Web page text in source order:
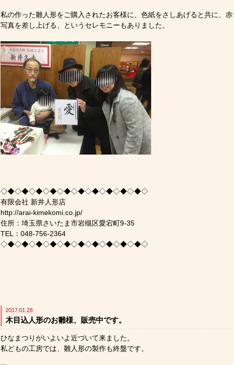
私の作った雛人形をご購入されたお客様に、色紙をさしあげると共に、
写真を差し上げる、というセレモニーもありました。
◇◆◇◆◇◆◇◆◇◆◇◆◇◆◇◆◇◆◇◆◇
有限会社 新井人形店
http://arai-kimekomi.co.jp/
住所：埼玉県さいたま市岩槻区愛宕町9-35
TEL：048-756-2364
◇◆◇◆◇◆◇◆◇◆◇◆◇◆◇◆◇◆◇◆◇
2017.01.28
木目込人形のお雛様、販売中です。
ひなまつりがいよいよ近づいて来ました。
私どもの工房では、雛人形の製作も終盤です。